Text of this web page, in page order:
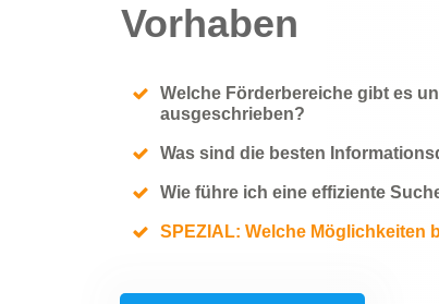
Vorhaben
Welche Förderbereiche gibt es
ausgeschrieben?
Was sind die besten
Wie führe ich eine effiziente
SPEZIAL: Welche Möglichkeiten